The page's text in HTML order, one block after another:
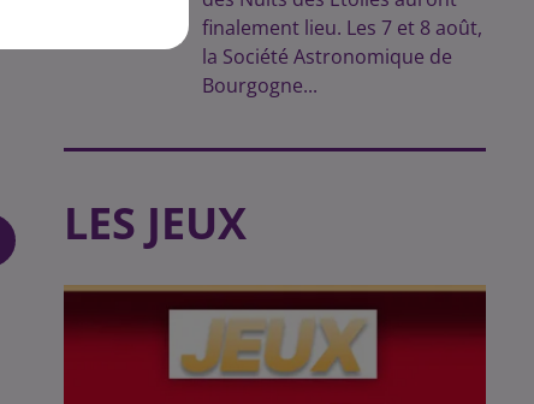
finalement lieu. Les 7 et 8 août,
la Société Astronomique de
Bourgogne...
LES JEUX